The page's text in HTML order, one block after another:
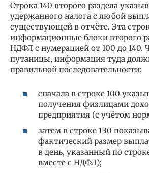
Строка 140 второго раздела
удержанного налога с любой
существующей в отчёте. Эта
информационные блоки второго
НДФЛ с нумерацией от 100 до 140.
путаницы, информация туда
правильной последовательности:
сначала в строке 100
получения физлицами
предприятия (с учётом
затем в строке 130
фактический размер
в день, указанный по
вместе с НДФЛ);